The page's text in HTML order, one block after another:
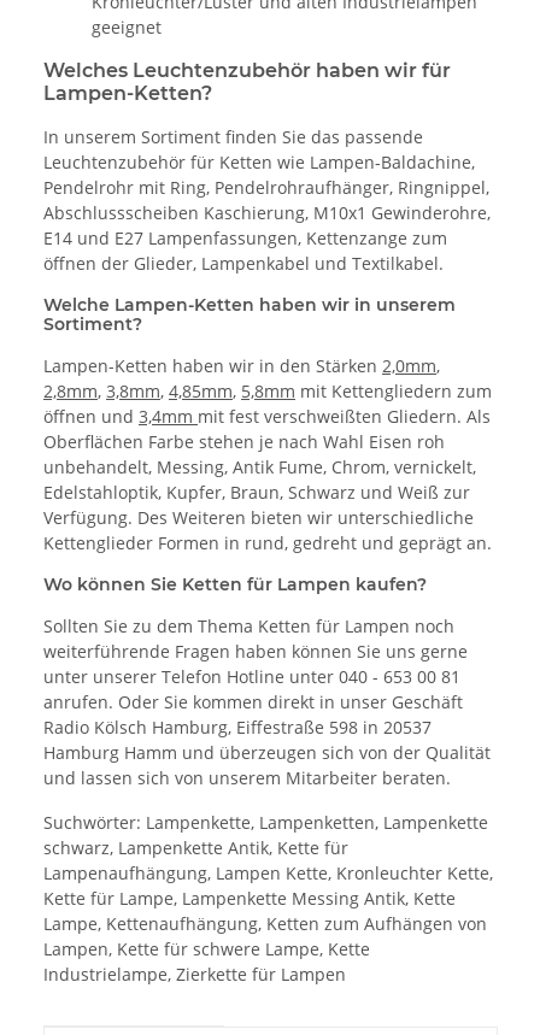
geeignet
Welches Leuchtenzubehör haben wir für
Lampen-Ketten?
In unserem Sortiment finden Sie das passende
Leuchtenzubehör für Ketten wie Lampen-Baldachine,
Pendelrohr mit Ring, Pendelrohraufhänger, Ringnippel,
Abschlussscheiben Kaschierung, M10x1 Gewinderohre,
E14 und E27 Lampenfassungen, Kettenzange zum
öffnen der Glieder, Lampenkabel und Textilkabel.
Welche Lampen-Ketten haben wir in unserem
Sortiment?
Lampen-Ketten haben wir in den Stärken 2,0mm,
2,8mm, 3,8mm, 4,85mm, 5,8mm mit Kettengliedern zum
öffnen und 3,4mm mit fest verschweißten Gliedern. Als
Oberflächen Farbe stehen je nach Wahl Eisen roh
unbehandelt, Messing, Antik Fume, Chrom, vernickelt,
Edelstahloptik, Kupfer, Braun, Schwarz und Weiß zur
Verfügung. Des Weiteren bieten wir unterschiedliche
Kettenglieder Formen in rund, gedreht und geprägt an.
Wo können Sie Ketten für Lampen kaufen?
Sollten Sie zu dem Thema Ketten für Lampen noch
weiterführende Fragen haben können Sie uns gerne
unter unserer Telefon Hotline unter 040 - 653 00 81
anrufen. Oder Sie kommen direkt in unser Geschäft
Radio Kölsch Hamburg, Eiffestraße 598 in 20537
Hamburg Hamm und überzeugen sich von der Qualität
und lassen sich von unserem Mitarbeiter beraten.
Suchwörter: Lampenkette, Lampenketten, Lampenkette
schwarz, Lampenkette Antik, Kette für
Lampenaufhängung, Lampen Kette, Kronleuchter Kette,
Kette für Lampe, Lampenkette Messing Antik, Kette
Lampe, Kettenaufhängung, Ketten zum Aufhängen von
Lampen, Kette für schwere Lampe, Kette
Industrielampe, Zierkette für Lampen